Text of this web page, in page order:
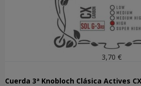
3,70 €